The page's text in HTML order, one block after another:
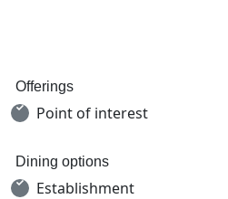
Offerings
Point of interest
Dining options
Establishment